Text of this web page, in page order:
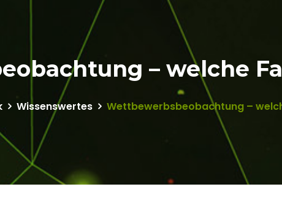
– welche
Wissenswertes Wettbewerbsbeobachtung –